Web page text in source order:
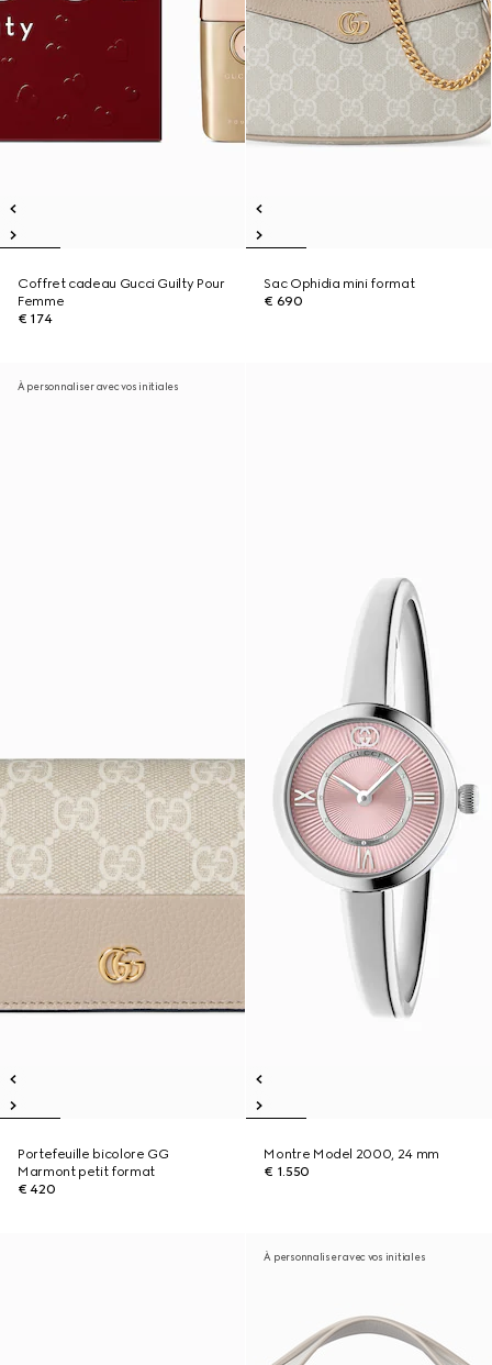
Coffret cadeau Gucci Guilty Pour
Femme
€ 174
Sac Ophidia mini format
€ 690
À personnaliser avec vos initiales
Portefeuille bicolore GG
Marmont petit format
€ 420
Montre Model 2000, 24 mm
€ 1.550
À personnaliser avec vos initiales